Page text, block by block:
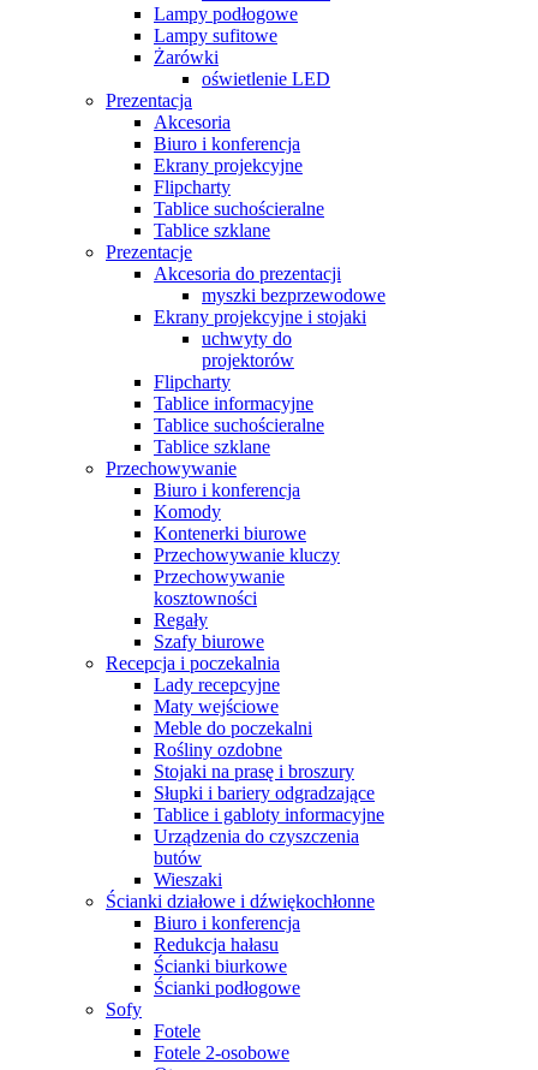
Lampy podłogowe
Lampy sufitowe
Żarówki
oświetlenie LED
Prezentacja
Akcesoria
Biuro i konferencja
Ekrany projekcyjne
Flipcharty
Tablice suchościeralne
Tablice szklane
Prezentacje
Akcesoria do prezentacji
myszki bezprzewodowe
Ekrany projekcyjne i stojaki
uchwyty do
projektorów
Flipcharty
Tablice informacyjne
Tablice suchościeralne
Tablice szklane
Przechowywanie
Biuro i konferencja
Komody
Kontenerki biurowe
Przechowywanie kluczy
Przechowywanie
kosztowności
Regały
Szafy biurowe
Recepcja i poczekalnia
Lady recepcyjne
Maty wejściowe
Meble do poczekalni
Rośliny ozdobne
Stojaki na prasę i broszury
Słupki i bariery odgradzające
Tablice i gabloty informacyjne
Urządzenia do czyszczenia
butów
Wieszaki
Ścianki działowe i dźwiękochłonne
Biuro i konferencja
Redukcja hałasu
Ścianki biurkowe
Ścianki podłogowe
Sofy
Fotele
Fotele 2-osobowe